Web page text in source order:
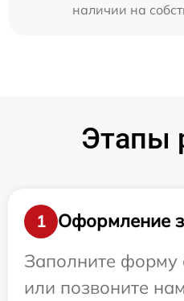
наличии на
Этапы
1
Оформление
Заполните форму
или позвоните